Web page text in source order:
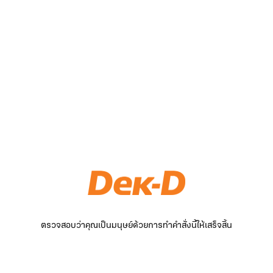
ตรวจสอบว่าคุณเป็นมนุษย์ด้วยการทำคำสั่งนี้ให้เสร็จสิ้น